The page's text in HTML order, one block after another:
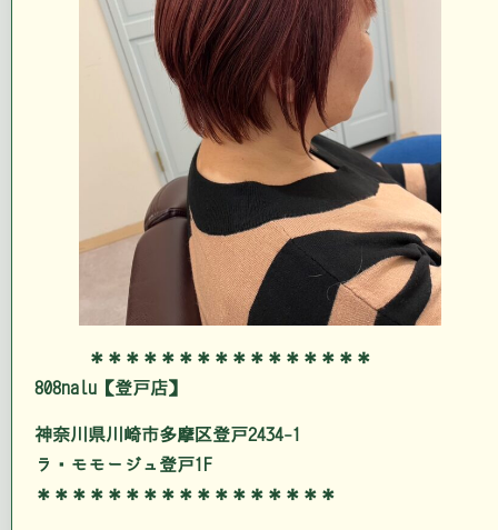
＊＊＊＊＊＊＊＊＊＊＊＊＊＊＊＊
808nalu【登戸店】
神奈川県川崎市多摩区登戸2434-1
ラ・モモージュ登戸1F
＊＊＊＊＊＊＊＊＊＊＊＊＊＊＊＊＊